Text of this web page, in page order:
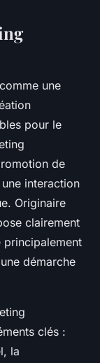
une
pour le
de
interaction
Originaire
clairement
principalement
démarche
clés :
la